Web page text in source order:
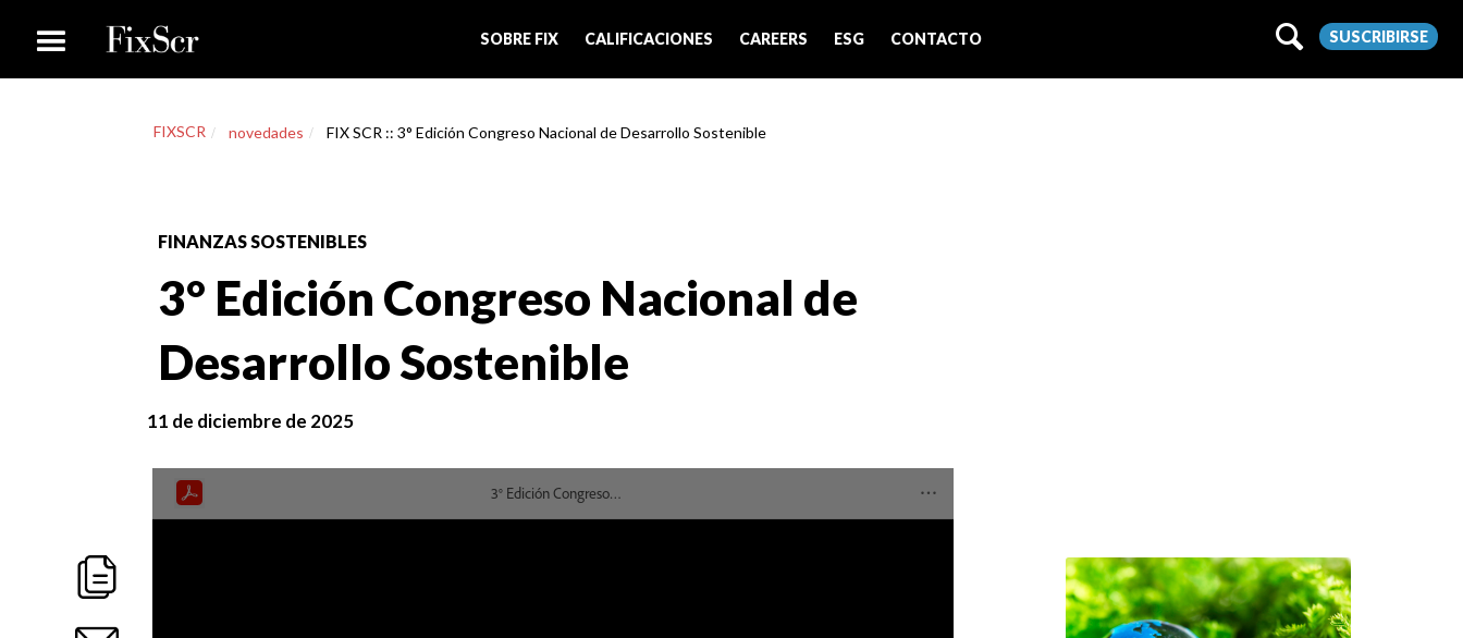
SOBRE FIX CALIFICACIONES CAREERS ESG CONTACTO SUSCRIBIRSE
FIXSCR novedades FIX SCR :: 3° Edición Congreso Nacional de Desarrollo Sostenible
FINANZAS SOSTENIBLES
3° Edición Congreso Nacional de
Desarrollo Sostenible
11 de diciembre de 2025